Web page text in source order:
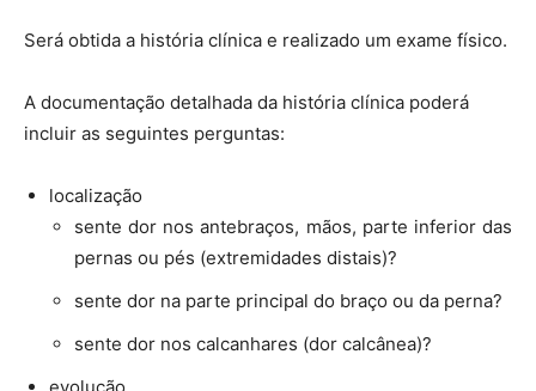
Será obtida a história clínica e realizado um exame físico.
A documentação detalhada da história clínica poderá
incluir as seguintes perguntas:
localização
sente dor nos antebraços, mãos, parte inferior das
pernas ou pés (extremidades distais)?
sente dor na parte principal do braço ou da perna?
sente dor nos calcanhares (dor calcânea)?